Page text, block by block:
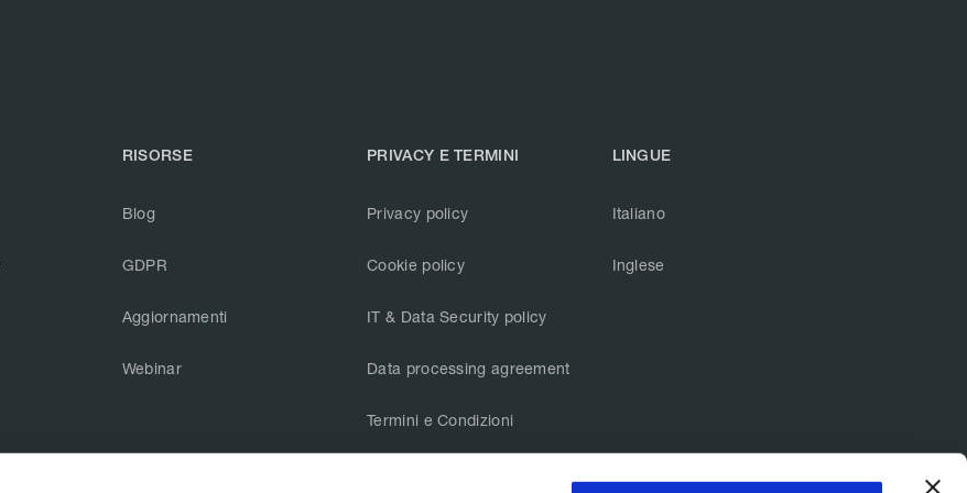
RISORSE
Blog
GDPR
Aggiornamenti
Webinar
PRIVACY E TERMINI
Privacy policy
Cookie policy
IT & Data Security policy
Data processing agreement
Termini e Condizioni
LINGUE
Italiano
Inglese